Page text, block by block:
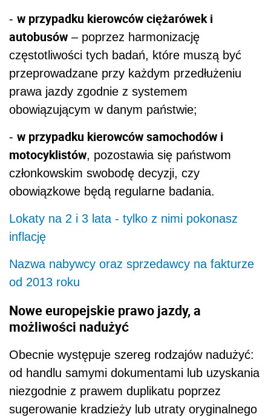
- w przypadku kierowców ciężarówek i
autobusów – poprzez harmonizację
częstotliwości tych badań, które muszą być
przeprowadzane przy każdym przedłużeniu
prawa jazdy zgodnie z systemem
obowiązującym w danym państwie;
- w przypadku kierowców samochodów i
motocyklistów, pozostawia się państwom
członkowskim swobodę decyzji, czy
obowiązkowe będą regularne badania.
Lokaty na 2 i 3 lata - tylko z nimi pokonasz
inflację
Nazwa nabywcy oraz sprzedawcy na fakturze
od 2013 roku
Nowe europejskie prawo jazdy, a
możliwości nadużyć
Obecnie występuje szereg rodzajów nadużyć:
od handlu samymi dokumentami lub uzyskania
niezgodnie z prawem duplikatu poprzez
sugerowanie kradzieży lub utraty oryginalnego